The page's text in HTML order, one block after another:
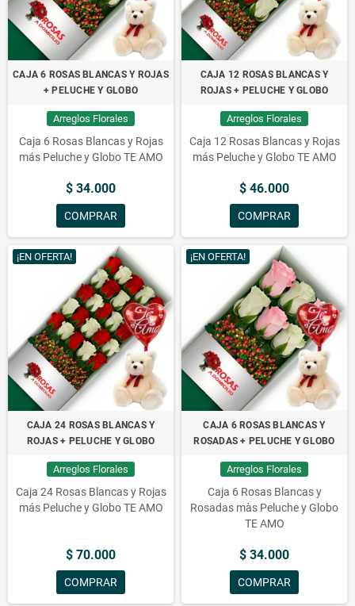
CAJA 6 ROSAS BLANCAS Y ROJAS
+ PELUCHE Y GLOBO
Arreglos Florales
Caja 6 Rosas Blancas y Rojas
más Peluche y Globo TE AMO
$ 34.000
COMPRAR
CAJA 12 ROSAS BLANCAS Y
ROJAS + PELUCHE Y GLOBO
Arreglos Florales
Caja 12 Rosas Blancas y Rojas
más Peluche y Globo TE AMO
$ 46.000
COMPRAR
¡EN OFERTA!
CAJA 24 ROSAS BLANCAS Y
ROJAS + PELUCHE Y GLOBO
Arreglos Florales
Caja 24 Rosas Blancas y Rojas
más Peluche y Globo TE AMO
$ 70.000
COMPRAR
¡EN OFERTA!
CAJA 6 ROSAS BLANCAS Y
ROSADAS + PELUCHE Y GLOBO
Arreglos Florales
Caja 6 Rosas Blancas y
Rosadas màs Peluche y Globo
TE AMO
$ 34.000
COMPRAR